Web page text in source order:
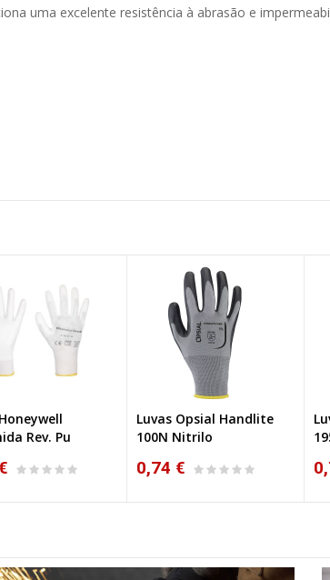
uma excelente resistência à abrasão e
Handlite
Luvas Opsial Handlite
195NR
0,78 €